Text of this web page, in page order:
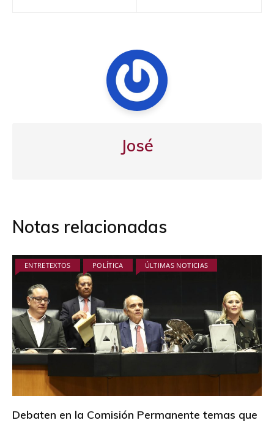
José
Notas relacionadas
ENTRETEXTOS POLÍTICA ÚLTIMAS NOTICIAS
Debaten en la Comisión Permanente temas que